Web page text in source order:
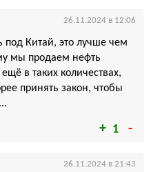
1
под Китай, это лучше чем
мы продаем нефть
в таких количествах,
принять закон, чтобы
26.11.2024 в 12:06
26.11.2024 в 21:43